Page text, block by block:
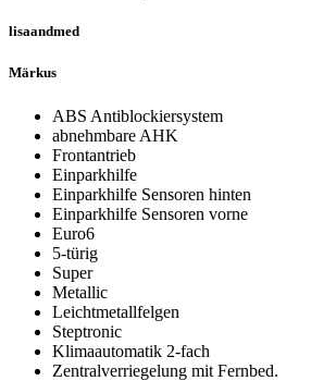
lisaandmed
Märkus
ABS Antiblockiersystem
abnehmbare AHK
Frontantrieb
Einparkhilfe
Einparkhilfe Sensoren hinten
Einparkhilfe Sensoren vorne
Euro6
5-türig
Super
Metallic
Leichtmetallfelgen
Steptronic
Klimaautomatik 2-fach
Zentralverriegelung mit Fernbed.